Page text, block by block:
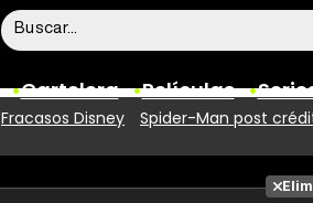
Cartelera Películas
Taquilla
Fracasos Disney Spider-Man post